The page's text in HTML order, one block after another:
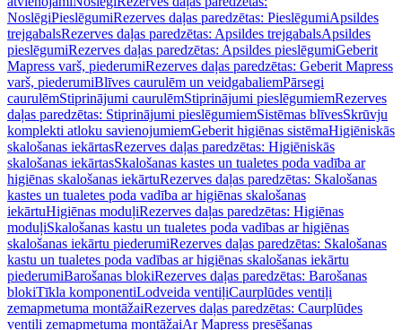
NoslēgiPieslēgumiRezerves daļas paredzētas: PieslēgumiApsildes
trejgabalsRezerves daļas paredzētas: Apsildes trejgabalsApsildes
pieslēgumiRezerves daļas paredzētas: Apsildes pieslēgumiGeberit
Mapress varš, piederumiRezerves daļas paredzētas: Geberit Mapress
varš, piederumiBlīves caurulēm un veidgabaliemPārsegi
caurulēmStiprinājumi caurulēmStiprinājumi pieslēgumiemRezerves
daļas paredzētas: Stiprinājumi pieslēgumiemSistēmas blīvesSkrūvju
komplekti atloku savienojumiemGeberit higiēnas sistēmaHigiēniskās
skalošanas iekārtasRezerves daļas paredzētas: Higiēniskās
skalošanas iekārtasSkalošanas kastes un tualetes poda vadība ar
higiēnas skalošanas iekārtuRezerves daļas paredzētas: Skalošanas
kastes un tualetes poda vadība ar higiēnas skalošanas
iekārtuHigiēnas moduļiRezerves daļas paredzētas: Higiēnas
moduļiSkalošanas kastu un tualetes poda vadības ar higiēnas
skalošanas iekārtu piederumiRezerves daļas paredzētas: Skalošanas
kastu un tualetes poda vadības ar higiēnas skalošanas iekārtu
piederumiBarošanas blokiRezerves daļas paredzētas: Barošanas
blokiTīkla komponentiLodveida ventiļiCaurplūdes ventiļi
zemapmetuma montāžaiRezerves daļas paredzētas: Caurplūdes
ventiļi zemapmetuma montāžaiAr Mapress presēšanas